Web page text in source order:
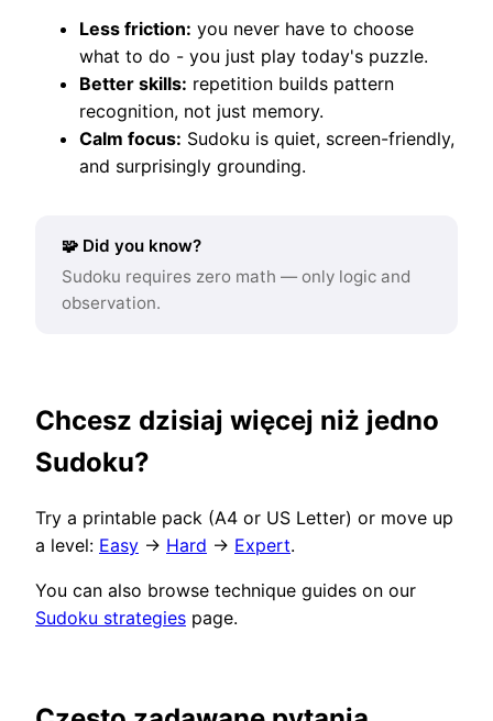
Less friction: you never have to choose
what to do - you just play today's puzzle.
Better skills: repetition builds pattern
recognition, not just memory.
Calm focus: Sudoku is quiet, screen-friendly,
and surprisingly grounding.
🧩 Did you know?
Sudoku requires zero math — only logic and
observation.
Chcesz dzisiaj więcej niż jedno
Sudoku?
Try a printable pack (A4 or US Letter) or move up
a level: Easy → Hard → Expert.
You can also browse technique guides on our
Sudoku strategies page.